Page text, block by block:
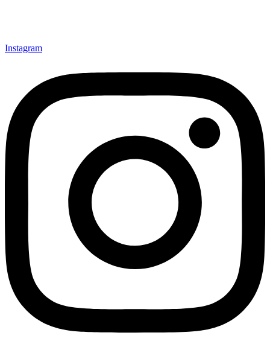
Instagram